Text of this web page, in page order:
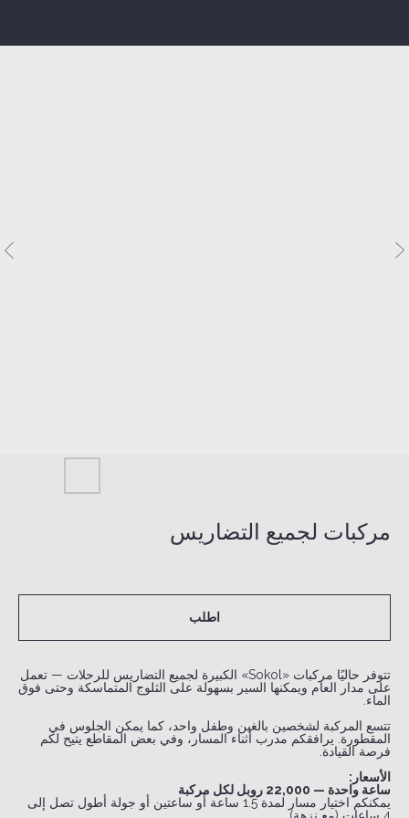
مركبات لجميع التضاريس
اطلب
تتوفر حاليًا مركبات «Sokol» الكبيرة لجميع التضاريس للرحلات — تعمل
على مدار العام ويمكنها السير بسهولة على الثلوج المتماسكة وحتى فوق
الماء.
تتسع المركبة لشخصين بالغين وطفل واحد، كما يمكن الجلوس في
المقطورة. يرافقكم مدرب أثناء المسار، وفي بعض المقاطع يتيح لكم
فرصة القيادة.
الأسعار:
ساعة واحدة — 22,000 روبل لكل مركبة
يمكنكم اختيار مسار لمدة 1.5 ساعة أو ساعتين أو جولة أطول تصل إلى